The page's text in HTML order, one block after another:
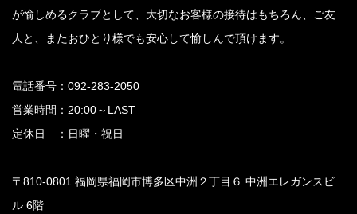
が愉しめるクラブとして、大切なお客様の接待はもちろん、ご友
人と、またおひとり様でも安心して愉しんで頂けます。
電話番号：092-283-2050
営業時間：20:00～LAST
定休日 ：日曜・祝日
〒810-0801 福岡県福岡市博多区中洲２丁目６ 中洲エレガンスビ
ル 6階